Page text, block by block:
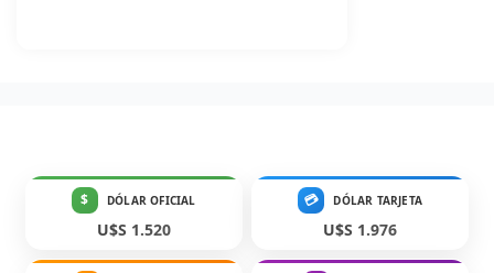
$ DÓLAR OFICIAL
U$S 1.520
💳 DÓLAR TARJETA
U$S 1.976